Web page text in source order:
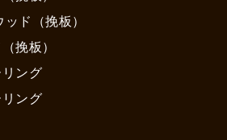
ド（挽板）
挽板）
ング
ング